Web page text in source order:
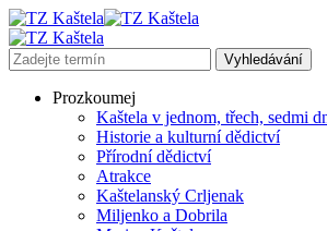
Prozkoumej
Kaštela v jednom, třech, sedmi
Historie a kulturní dědictví
Přírodní dědictví
Atrakce
Kaštelanský Crljenak
Miljenko a Dobrila